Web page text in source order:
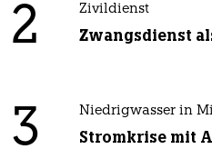
2 Zivildienst
Zwangsdienst
3 Niedrigwasser in
Stromkrise mit